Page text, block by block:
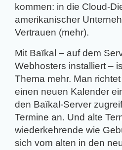
kommen: in die Cloud-
amerikanischer
Vertrauen (mehr).
Mit Baïkal – auf dem
Webhosters installiert –
Thema mehr. Man
einen neuen Kalender
den Baïkal-Server
Termine an. Und alte
wiederkehrende wie
sich vom alten in den